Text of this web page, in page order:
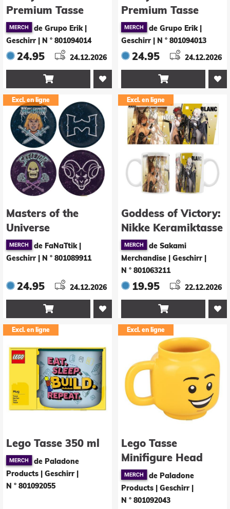
Premium Tasse
Lumos Maxima 430
ml
de Grupo Erik |
Geschirr
N ° 801094014
24.95 24.12.2026

Premium Tasse
Wingardium
Leviosa 430 ml
de Grupo Erik |
Geschirr
N ° 801094013
24.95 24.12.2026

Excl. en ligne
Masters of the
Universe
Untersetzer 4er-
Pack Printed Metal
de FaNaTtik |
Geschirr
N ° 801089911
24.95 24.12.2026

Excl. en ligne
Goddess of Victory:
Nikke Keramiktasse
Blanc & Noir
de Sakami
Merchandise | Geschirr
N ° 801063211
19.95 22.12.2026

Excl. en ligne
Lego Tasse 350 ml
de Paladone
Products | Geschirr
N ° 801092055
Excl. en ligne
Lego Tasse
Minifigure Head
Shapedde Paladone
Products | Geschirr
N ° 801092043